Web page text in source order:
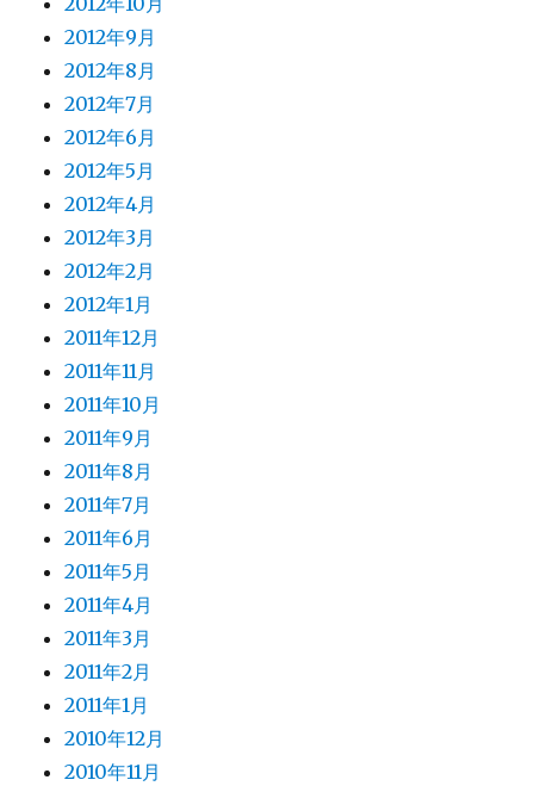
2012年9月
2012年8月
2012年7月
2012年6月
2012年5月
2012年4月
2012年3月
2012年2月
2012年1月
2011年12月
2011年11月
2011年10月
2011年9月
2011年8月
2011年7月
2011年6月
2011年5月
2011年4月
2011年3月
2011年2月
2011年1月
2010年12月
2010年11月